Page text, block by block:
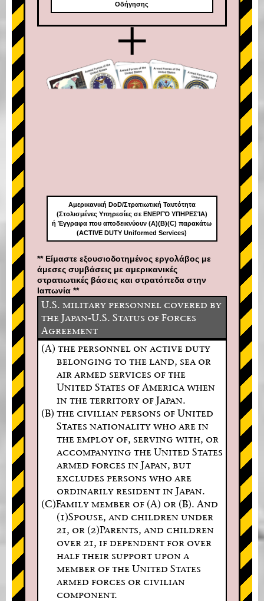
Οδήγησης
+
Αμερικανική DoD/Στρατιωτική Ταυτότητα
(Στολισμένες Υπηρεσίες σε ΕΝΕΡΓΌ ΥΠΗΡΕΣΊΑ)
ή Έγγραφα που αποδεικνύουν (A)(B)(C) παρακάτω
(ACTIVE DUTY Uniformed Services)
** Είμαστε εξουσιοδοτημένος εργολάβος με
άμεσες συμβάσεις με αμερικανικές
στρατιωτικές βάσεις και στρατόπεδα στην
Ιαπωνία **
U.S. military personnel covered by
the Japan-U.S. Status of Forces
Agreement
(A) the personnel on active duty
belonging to the land, sea or
air armed services of the
United States of America when
in the territory of Japan.
(B) the civilian persons of United
States nationality who are in
the employ of, serving with, or
accompanying the United States
armed forces in Japan, but
excludes persons who are
ordinarily resident in Japan.
(C)Family member of (A) or (B). And
(1)Spouse, and children under
21, or (2)Parents, and children
over 21, if dependent for over
half their support upon a
member of the United States
armed forces or civilian
component.